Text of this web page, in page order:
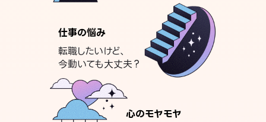
仕事の悩み
転職したいけど、
今動いても大丈夫？
心のモヤモヤ